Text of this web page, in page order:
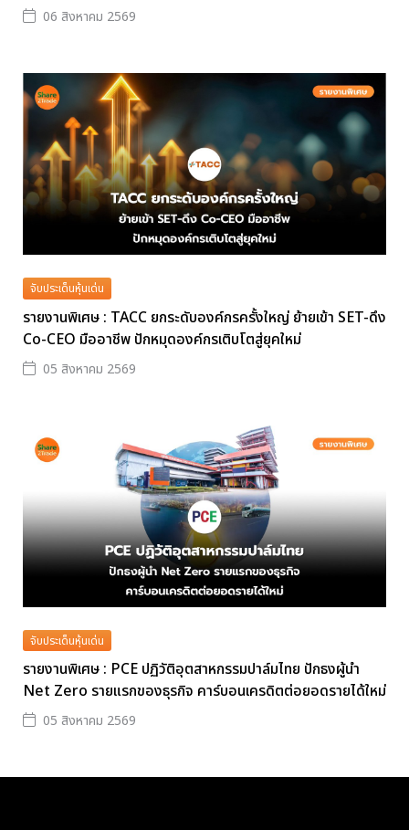
06 สิงหาคม 2569
จับประเด็นหุ้นเด่น
รายงานพิเศษ : TACC ยกระดับองค์กรครั้งใหญ่ ย้ายเข้า SET-ดึง
Co-CEO มืออาชีพ ปักหมุดองค์กรเติบโตสู่ยุคใหม่
05 สิงหาคม 2569
จับประเด็นหุ้นเด่น
รายงานพิเศษ : PCE ปฏิวัติอุตสาหกรรมปาล์มไทย ปักธงผู้นำ
Net Zero รายแรกของธุรกิจ คาร์บอนเครดิตต่อยอดรายได้ใหม่
05 สิงหาคม 2569